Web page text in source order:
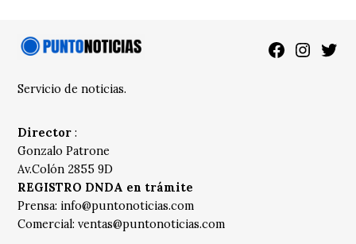
Facebook
Servicio de noticias.
Director :
Gonzalo Patrone
Av.Colón 2855 9D
REGISTRO DNDA en trámite
Prensa: info@puntonoticias.com
Comercial:ventas@puntonoticias.com